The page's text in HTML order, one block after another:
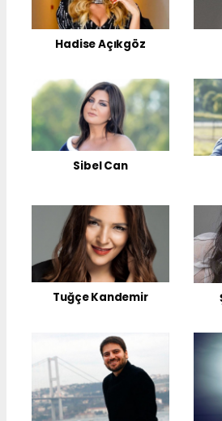
Hadise Açıkgöz
Sibel Can
Tuğçe Kandemir